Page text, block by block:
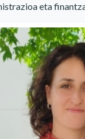
eta